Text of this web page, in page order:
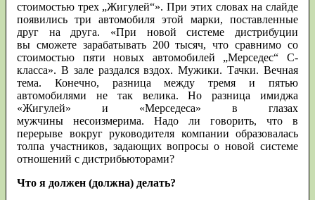
стоимостью трех „Жигулей“». При этих словах на слайде
появились три автомобиля этой марки, поставленные
друг на друга. «При новой системе дистрибуции
вы сможете зарабатывать 200 тысяч, что сравнимо со
стоимостью пяти новых автомобилей „Мерседес“ С-
класса». В зале раздался вздох. Мужики. Тачки. Вечная
тема. Конечно, разница между тремя и пятью
автомобилями не так велика. Но разница имиджа
«Жигулей» и «Мерседеса» в глазах
мужчины несоизмерима. Надо ли говорить, что в
перерыве вокруг руководителя компании образовалась
толпа участников, задающих вопросы о новой системе
отношений с дистрибьюторами?
Что я должен (должна) делать?